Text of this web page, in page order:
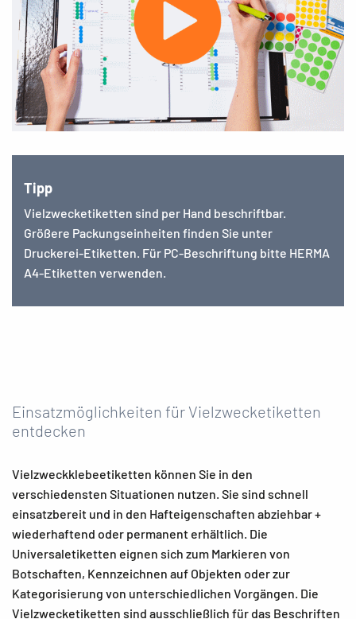
Tipp
Vielzwecketiketten sind per Hand beschriftbar.
Größere Packungseinheiten finden Sie unter
Druckerei-Etiketten. Für PC-Beschriftung bitte HERMA
A4-Etiketten verwenden.
Einsatzmöglichkeiten für Vielzwecketiketten
entdecken
Vielzweckklebeetiketten können Sie in den
verschiedensten Situationen nutzen. Sie sind schnell
einsatzbereit und in den Hafteigenschaften abziehbar +
wiederhaftend oder permanent erhältlich. Die
Universaletiketten eignen sich zum Markieren von
Botschaften, Kennzeichnen auf Objekten oder zur
Kategorisierung von unterschiedlichen Vorgängen. Die
Vielzwecketiketten sind ausschließlich für das Beschriften